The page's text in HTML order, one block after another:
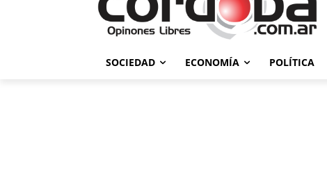
SOCIEDAD ECONOMÍA POLÍTICA